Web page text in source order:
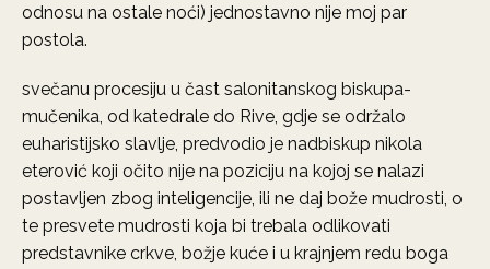
odnosu na ostale noći) jednostavno nije moj par
postola.
svečanu procesiju u čast salonitanskog biskupa-
mučenika, od katedrale do Rive, gdje se održalo
euharistijsko slavlje, predvodio je nadbiskup nikola
eterović koji očito nije na poziciju na kojoj se nalazi
postavljen zbog inteligencije, ili ne daj bože mudrosti, o
te presvete mudrosti koja bi trebala odlikovati
predstavnike crkve, božje kuće i u krajnjem redu boga